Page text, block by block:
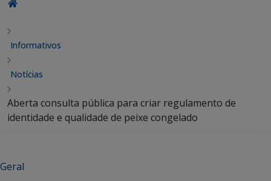
Informativos
Notícias
Aberta consulta pública para criar regulamento de
identidade e qualidade de peixe congelado
Geral